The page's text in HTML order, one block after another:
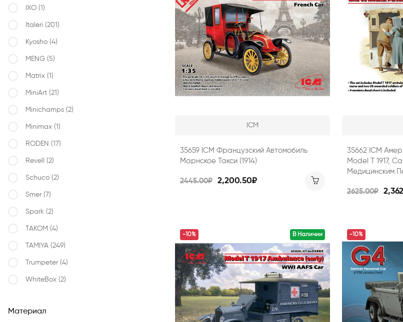
ICM
35659 ICM Французский Автомобиль
Марнское Такси (1914)
2445.00₽ 2,200.50₽
35662 ICM
Model T 1917,
Медицинским
2625.00₽
В Наличии
-10% -10%
IXO (1)
Italeri (201)
Kyosho (4)
MENG (5)
Matrix (1)
MiniArt (21)
Minichamps (2)
Minimax (1)
RODEN (17)
Revell (2)
Schuco (2)
Smer (7)
Spark (2)
TAKOM (4)
TAMIYA (249)
Trumpeter (4)
WhiteBox (2)
Материал